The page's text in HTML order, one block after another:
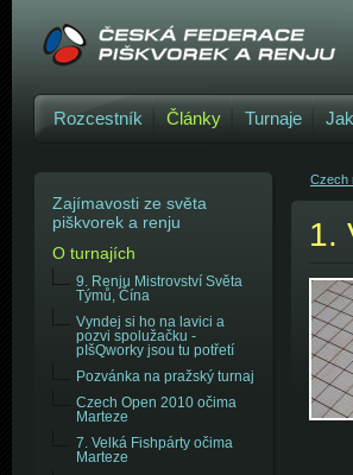
1.
Zajímavosti ze světa
piškvorek a renju
O turnajích
9. Renju Mistrovství Světa
Týmů, Čína
Vyndej si ho na lavici a
pozvi spolužačku -
pIšQworky jsou tu potřetí
Pozvánka na pražský turnaj
Czech Open 2010 očima
Marteze
7. Velká Fishpárty očima
Marteze
Czech
Rozcestník Články Turnaje